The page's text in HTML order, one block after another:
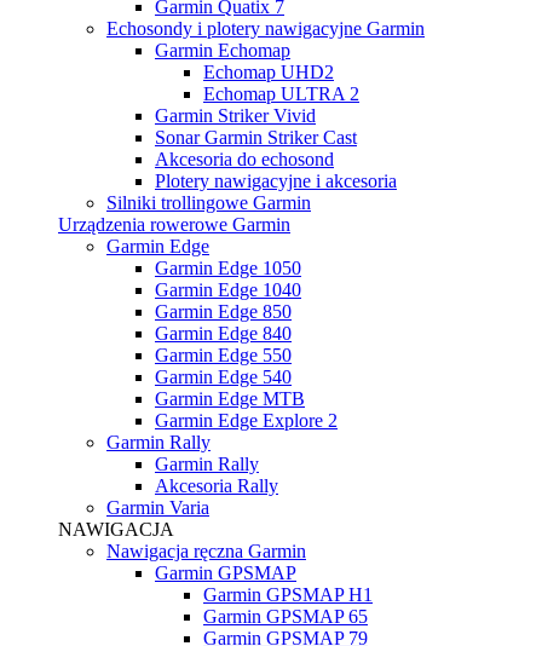
Garmin Quatix 7
Echosondy i plotery nawigacyjne Garmin
Garmin Echomap
Echomap UHD2
Echomap ULTRA 2
Garmin Striker Vivid
Sonar Garmin Striker Cast
Akcesoria do echosond
Plotery nawigacyjne i akcesoria
Silniki trollingowe Garmin
Urządzenia rowerowe Garmin
Garmin Edge
Garmin Edge 1050
Garmin Edge 1040
Garmin Edge 850
Garmin Edge 840
Garmin Edge 550
Garmin Edge 540
Garmin Edge MTB
Garmin Edge Explore 2
Garmin Rally
Garmin Rally
Akcesoria Rally
Garmin Varia
NAWIGACJA
Nawigacja ręczna Garmin
Garmin GPSMAP
Garmin GPSMAP H1
Garmin GPSMAP 65
Garmin GPSMAP 79